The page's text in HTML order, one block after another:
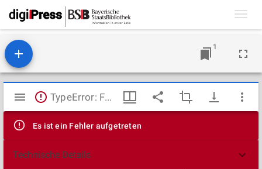
1
Mirador
Viewer
TypeError: Failed to fetch
Es ist ein Fehler aufgetreten
Technische Details